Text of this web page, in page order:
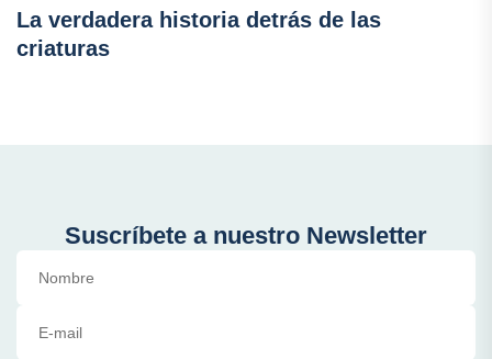
La verdadera historia detrás de las
criaturas
Suscríbete a nuestro Newsletter